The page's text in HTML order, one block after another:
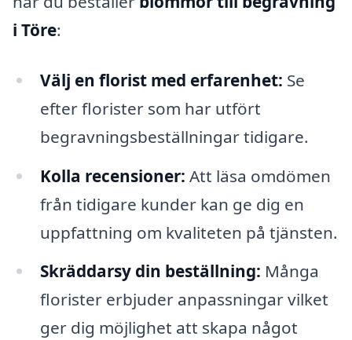
i Töre:
Välj en florist med erfarenhet: Se
efter florister som har utfört
begravningsbeställningar tidigare.
Kolla recensioner: Att läsa omdömen
från tidigare kunder kan ge dig en
uppfattning om kvaliteten på tjänsten.
Skräddarsy din beställning: Många
florister erbjuder anpassningar vilket
ger dig möjlighet att skapa något